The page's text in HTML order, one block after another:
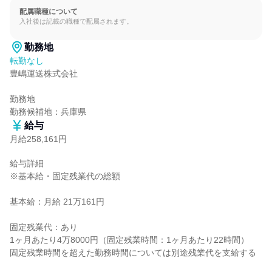
配属職種について
入社後は記載の職種で配属されます。
勤務地
転勤なし
豊嶋運送株式会社
勤務地
勤務候補地：兵庫県
給与
月給258,161円
給与詳細
※基本給・固定残業代の総額
基本給：月給 21万161円
固定残業代：あり
1ヶ月あたり4万8000円（固定残業時間：1ヶ月あたり22時間）
固定残業時間を超えた勤務時間については別途残業代を支給する